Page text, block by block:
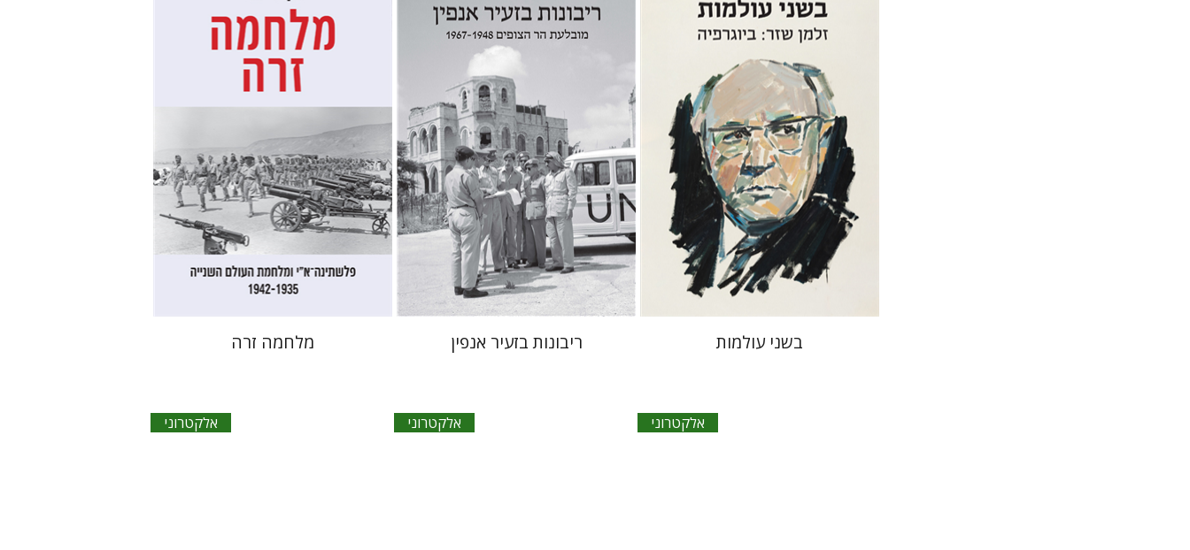
צבי יקותיאל
הנחת אתר ספר אלקטרוני
$23
בשני עולמות
יפעת וייס
הנחת אתר ספר אלקטרוני
$27
ריבונות בזעיר אנפין
דן דינר
שאול מרמרי
הנחת אתר ספר אלקטרוני
$23
מלחמה זרה
אלקטרוני אלקטרוני אלקטרוני